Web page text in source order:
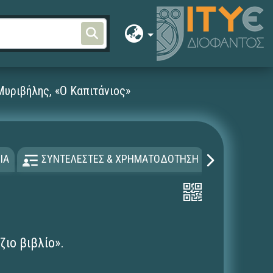
«Ο Καπιτάνιος»
ΣΥΝΤΕΛΕΣΤΕΣ & ΧΡΗΜΑΤΟΔΟΤΗΣΗ
βιβλίο».